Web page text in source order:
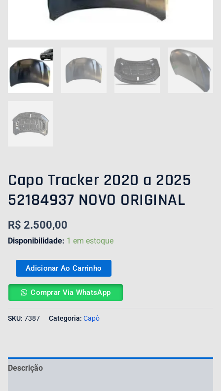
Capo Tracker 2020 a 2025
52184937 NOVO ORIGINAL
R$ 2.500,00
Disponibilidade: 1 em estoque
QUANTIDADE
Adicionar Ao Carrinho
Comprar Via WhatsApp
SKU: 7387 Categoria: Capô
Descrição